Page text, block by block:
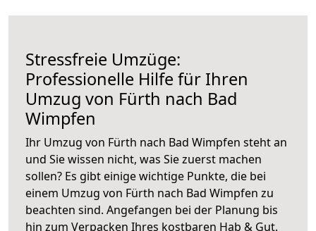
Stressfreie Umzüge:
Professionelle Hilfe für Ihren
Umzug von Fürth nach Bad
Wimpfen
Ihr Umzug von Fürth nach Bad Wimpfen steht an
und Sie wissen nicht, was Sie zuerst machen
sollen? Es gibt einige wichtige Punkte, die bei
einem Umzug von Fürth nach Bad Wimpfen zu
beachten sind. Angefangen bei der Planung bis
hin zum Verpacken Ihres kostbaren Hab & Gut.